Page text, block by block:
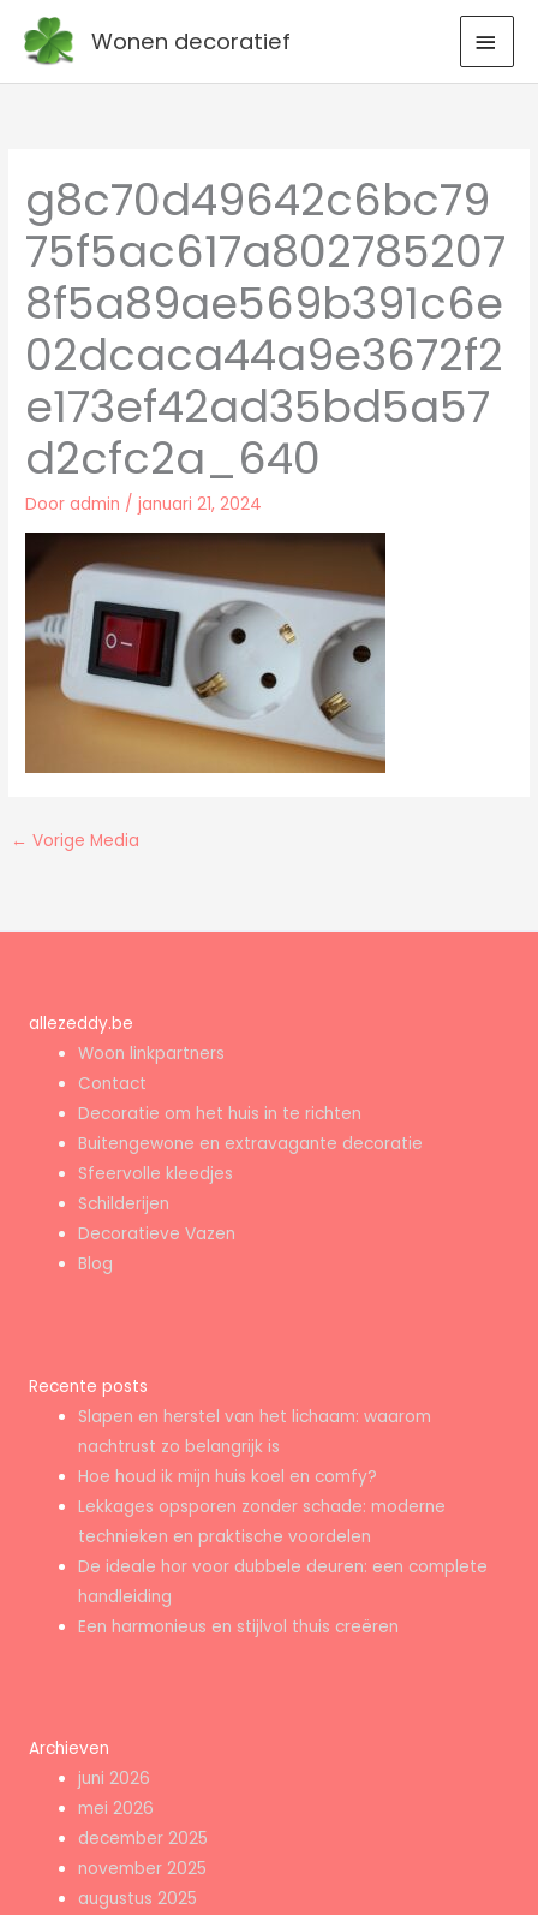
naar
Wonen decoratief
g8c70d49642c6bc79
75f5ac617a802785207
8f5a89ae569b391c6e
02dcaca44a9e3672f2
e173ef42ad35bd5a57
d2cfc2a_640
Door admin /januari 21, 2024
← Vorige Media
allezeddy.be
Woon linkpartners
Contact
Decoratie om het huis in te richten
Buitengewone en extravagante decoratie
Sfeervolle kleedjes
Schilderijen
Decoratieve Vazen
Blog
Recente posts
Slapen en herstel van het lichaam: waarom
nachtrust zo belangrijk is
Hoe houd ik mijn huis koel en comfy?
Lekkages opsporen zonder schade: moderne
technieken en praktische voordelen
De ideale hor voor dubbele deuren: een complete
handleiding
Een harmonieus en stijlvol thuis creëren
Archieven
juni 2026
mei 2026
december 2025
november 2025
augustus 2025